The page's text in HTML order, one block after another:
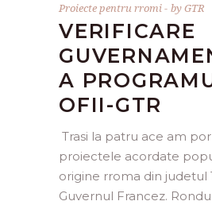
Proiecte pentru rromi byGTR
VERIFICARE
A
OFII-GTR
Trasi la patru ace am
proiectele acordate
origine rroma din judetul
Guvernul Francez.